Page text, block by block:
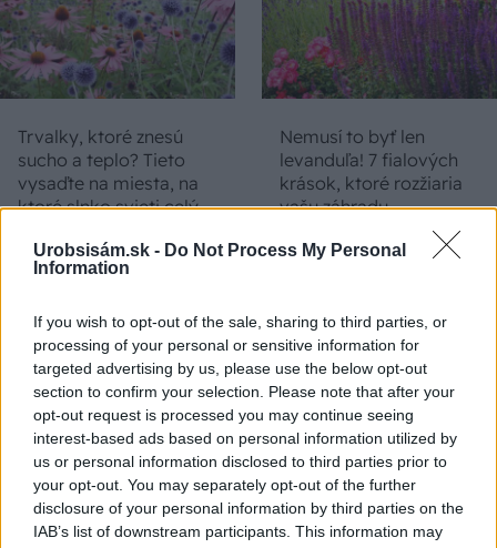
Urobsisám.sk - Do Not Process My Personal
Information
If you wish to opt-out of the sale, sharing to third parties, or
processing of your personal or sensitive information for
targeted advertising by us, please use the below opt-out
section to confirm your selection. Please note that after your
opt-out request is processed you may continue seeing
interest-based ads based on personal information utilized by
us or personal information disclosed to third parties prior to
your opt-out. You may separately opt-out of the further
disclosure of your personal information by third parties on the
IAB’s list of downstream participants. This information may
Trvalky, ktoré znesú
sucho a teplo? Tieto
vysaďte na miesta, na
ktoré slnko svieti celý
Nemusí to byť len
levanduľa! 7 fialových
krások, ktoré rozžiaria
vašu záhradu
Môže aspirín zachrániť
ochabnuté izbové
rastliny? Pravda vás
možno prekvapí
Júlový reštart uhoriek
nakladačiek: Ako ich
podporiť k druhej vlne
kvitnutia?